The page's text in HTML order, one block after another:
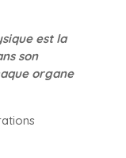
est la
son
organe